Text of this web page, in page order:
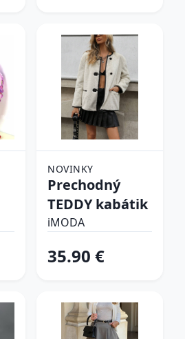
NOVINKY
Prechodný
TEDDY kabátik
iMODA
35.90 €